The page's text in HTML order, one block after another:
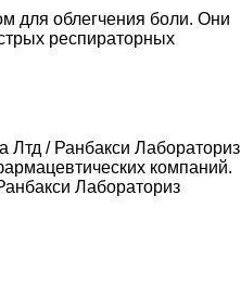
для облегчения боли. Они
респираторных
Лтд / Ранбакси Лабораториз
компаний.
Лабораториз